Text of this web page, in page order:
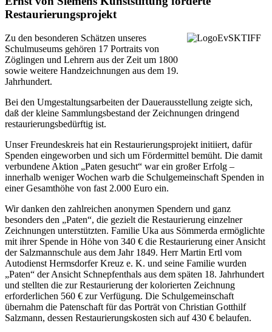
Restaurierungsprojekt
Zu den besonderen Schätzen unseres
Schulmuseums gehören 17 Portraits von
Zöglingen und Lehrern aus der Zeit um 1800
sowie weitere Handzeichnungen aus dem 19.
Jahrhundert.
Bei den Umgestaltungsarbeiten der Dauerausstellung zeigte sich,
daß der kleine Sammlungsbestand der Zeichnungen dringend
restaurierungsbedürftig ist.
Unser Freundeskreis hat ein Restaurierungsprojekt initiiert, dafür
Spenden eingeworben und sich um Fördermittel bemüht. Die damit
verbundene Aktion „Paten gesucht“ war ein großer Erfolg –
innerhalb weniger Wochen warb die Schulgemeinschaft Spenden in
einer Gesamthöhe von fast 2.000 Euro ein.
Wir danken den zahlreichen anonymen Spendern und ganz
besonders den „Paten“, die gezielt die Restaurierung einzelner
Zeichnungen unterstützten. Familie Uka aus Sömmerda ermöglichte
mit ihrer Spende in Höhe von 340 € die Restaurierung einer Ansicht
der Salzmannschule aus dem Jahr 1849. Herr Martin Ertl vom
Autodienst Hermsdorfer Kreuz e. K. und seine Familie wurden
„Paten“ der Ansicht Schnepfenthals aus dem späten 18. Jahrhundert
und stellten die zur Restaurierung der kolorierten Zeichnung
erforderlichen 560 € zur Verfügung. Die Schulgemeinschaft
übernahm die Patenschaft für das Porträt von Christian Gotthilf
Salzmann, dessen Restaurierungskosten sich auf 430 € belaufen.